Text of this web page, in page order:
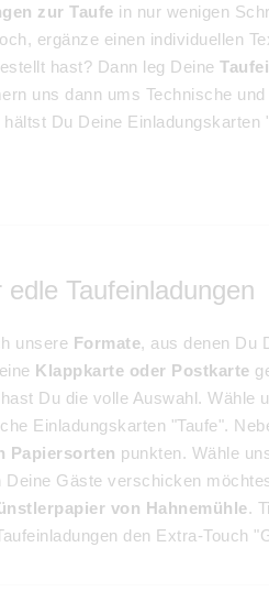
zur Taufe in nur wenigen
ergänze einen individuellen
hast? Dann leg Deine
uns dann ums Technische
Du Deine Einladungskarten
Taufeinladungen
unsere Formate, aus denen Du
Klappkarte oder Postkarte
Du die volle Auswahl. Wähle
Einladungskarten "Taufe".
Papiersorten punkten. Wähle
Gäste verschicken
von Hahnemühle.
den Extra-Touch